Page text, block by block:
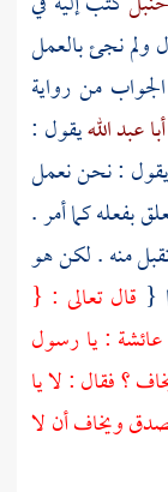
ولم نجئ بالعمل
من رواية
أبا عبد اللهيقول :
: نحن نعمل
بفعله كما أمر .
منه . لكن هو
{ قال تعالى : {
عائشة : يا رسول
؟ فقال : لا يا
ويخاف أن لا